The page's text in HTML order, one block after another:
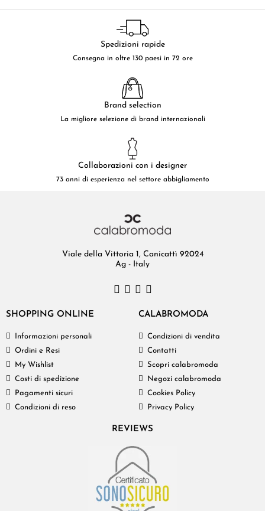
Spedizioni rapide
Consegna in oltre 130 paesi in 72 ore
Brand selection
La migliore selezione di brand internazionali
Collaborazioni con i designer
73 anni di esperienza nel settore abbigliamento
Viale della Vittoria 1, Canicattì 92024
Ag - Italy
SHOPPING ONLINE
Informazioni personali
Ordini e Resi
My Wishlist
Costi di spedizione
Pagamenti sicuri
Condizioni di reso
CALABROMODA
Condizioni di vendita
Contatti
Scopri calabromoda
Negozi calabromoda
Cookies Policy
Privacy Policy
REVIEWS